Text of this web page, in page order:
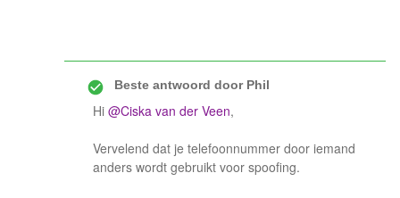
Beste antwoord doorPhil
Hi @Ciska van der Veen,
Vervelend dat je telefoonnummer door iemand
anders wordt gebruikt voor spoofing.